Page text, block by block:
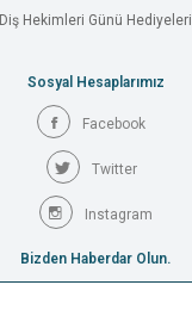
Diş Hekimleri Günü Hediyeleri
Sosyal Hesaplarımız
Facebook
Twitter
Instagram
Bizden Haberdar Olun.